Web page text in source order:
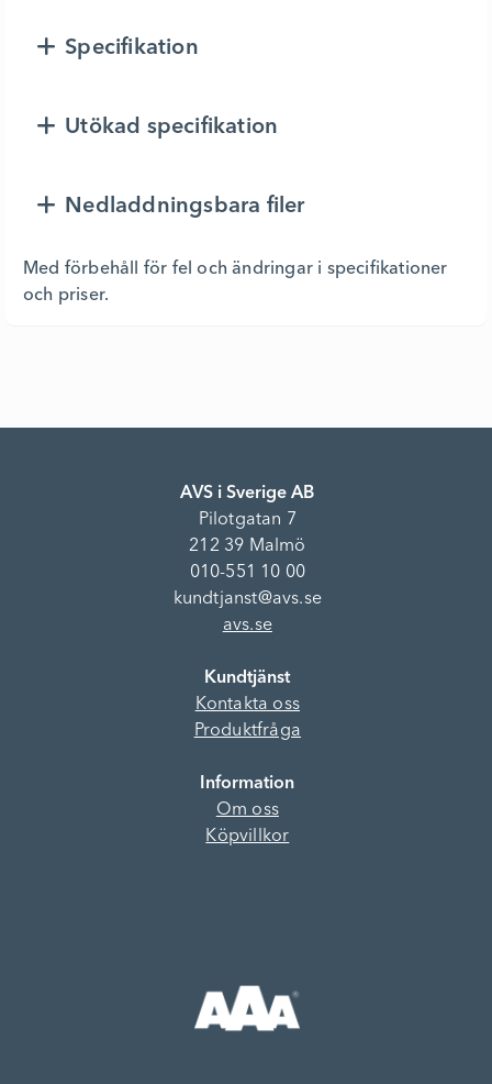
Specifikation
Utökad specifikation
Nedladdningsbara filer
Med förbehåll för fel och ändringar i specifikationer
och priser.
AVS i Sverige AB
Pilotgatan 7
212 39 Malmö
010-551 10 00
kundtjanst@avs.se
avs.se
Kundtjänst
Kontakta oss
Produktfråga
Information
Om oss
Köpvillkor